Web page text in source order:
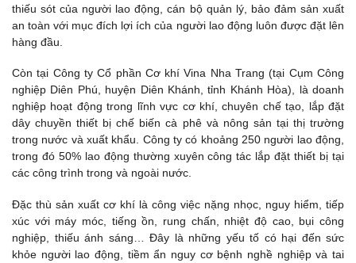
thiếu sót của người lao động, cán bộ quản lý, bảo đảm sản xuất
an toàn với mục đích lợi ích của người lao động luôn được đặt lên
hàng đầu.
Còn tại Công ty Cổ phần Cơ khí Vina Nha Trang (tại Cụm Công
nghiệp Diên Phú, huyện Diên Khánh, tỉnh Khánh Hòa), là doanh
nghiệp hoạt động trong lĩnh vực cơ khí, chuyên chế tạo, lắp đặt
dây chuyền thiết bị chế biến cà phê và nông sản tại thị trường
trong nước và xuất khẩu. Công ty có khoảng 250 người lao động,
trong đó 50% lao động thường xuyên công tác lắp đặt thiết bị tại
các công trình trong và ngoài nước.
Đặc thù sản xuất cơ khí là công việc nặng nhọc, nguy hiểm, tiếp
xúc với máy móc, tiếng ồn, rung chấn, nhiệt độ cao, bụi công
nghiệp, thiếu ánh sáng… Đây là những yếu tố có hại đến sức
khỏe người lao động, tiềm ẩn nguy cơ bệnh nghề nghiệp và tai